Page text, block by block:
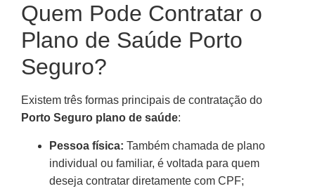
Quem Pode Contratar o
Plano de Saúde Porto
Seguro?
Existem três formas principais de contratação do
Porto Seguro plano de saúde:
Pessoa física: Também chamada de plano
individual ou familiar, é voltada para quem
deseja contratar diretamente com CPF;